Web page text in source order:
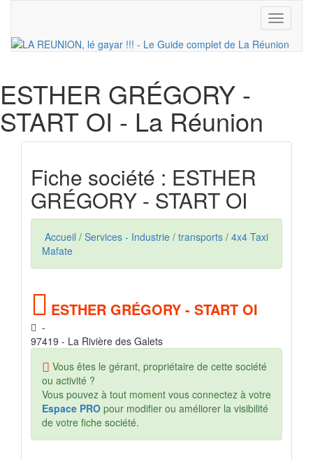
Toggle
ESTHER GRÉGORY -
START OI - La Réunion
Fiche société : ESTHER
GRÉGORY - START OI
Accueil / Services - Industrie / transports / 4x4 Taxi
Mafate
ESTHER GRÉGORY - START OI
-
97419 - La Rivière des Galets
Vous êtes le gérant, propriétaire de cette société
ou activité ?
Vous pouvez à tout moment vous connectez à votre
Espace PRO pour modifier ou améliorer la visibilité
de votre fiche société.